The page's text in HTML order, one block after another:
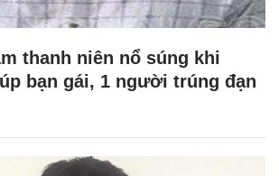
thanh niên nổ súng khi
bạn gái, 1 người trúng đạn